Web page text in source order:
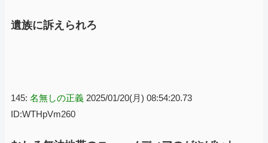
遺族に訴えられろ
145: 名無しの正義 2025/01/20(月) 08:54:20.73
ID:WTHpVm260